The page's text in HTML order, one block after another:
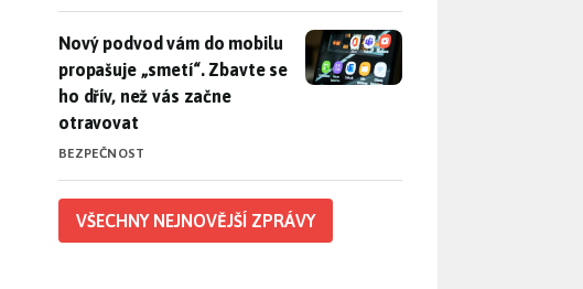
Nový podvod vám do mobilu propašuje „smetí“. Zbavte se ho dřív,
Nový podvod vám do mobilu
propašuje „smetí“. Zbavte se
ho dřív, než vás začne
otravovat
BEZPEČNOST
VŠECHNY NEJNOVĚJŠÍ ZPRÁVY